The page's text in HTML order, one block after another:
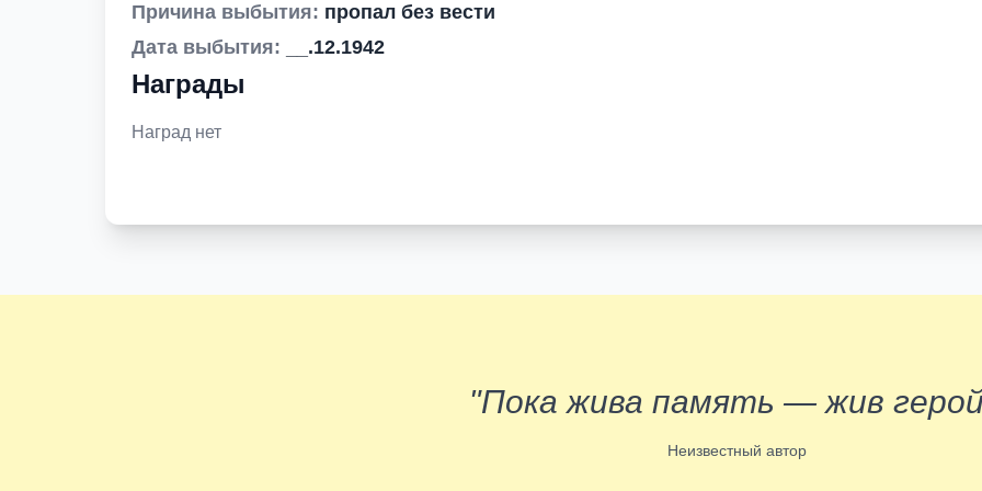
Причина выбытия: пропал без вести
Дата выбытия:
__.12.1942
Награды
Наград нет
"Пока жива память — жив
Неизвестный автор